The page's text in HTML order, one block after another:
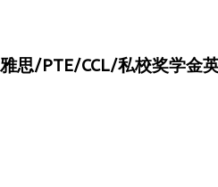
思/PTE/CCL/私校奖学金英